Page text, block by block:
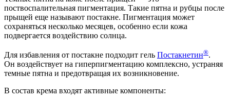
поствоспалительная пигментация. Такие пятна и рубцы после
прыщей еще называют постакне. Пигментация может
сохраняться несколько месяцев, особенно если кожа
подвергается воздействию солнца.
Для избавления от постакне подходит гель Постакнетин®.
Он воздействует на гиперпигментацию комплексно, устраняя
темные пятна и предотвращая их возникновение.
В состав крема входят активные компоненты: